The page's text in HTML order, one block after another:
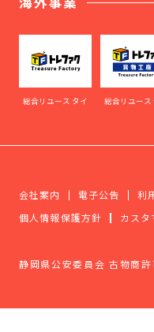
総合リユース タイ 総合リユース
会社案内 電子公告
利
個人情報保護方針
カス
静岡県公安委員会 古物商